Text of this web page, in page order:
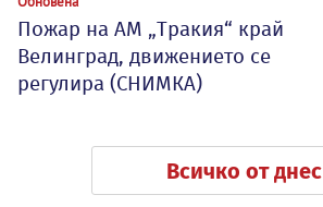
Пожар на АМ „Тракия“ край
Велинград, движението се
регулира (СНИМКА)
Всичко от днес